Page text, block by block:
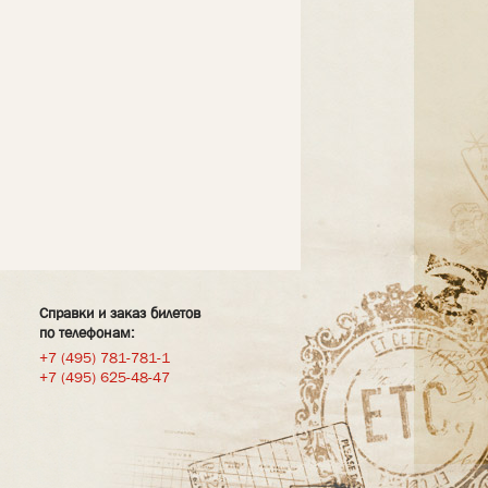
Справки и заказ билетов
по телефонам:
+7 (495) 781-781-1
+7 (495) 625-48-47